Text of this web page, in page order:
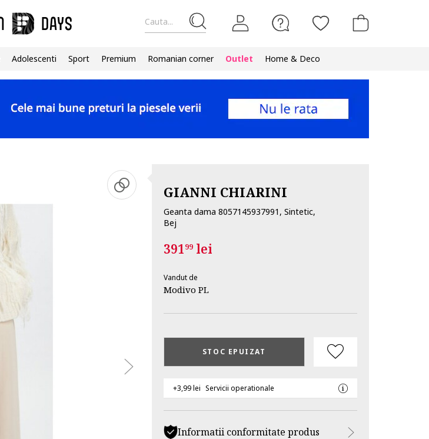
Cauta...
Adolescenti Sport Premium Romanian corner Outlet Home & Deco
GIANNI CHIARINI
Geanta dama 8057145937991, Sintetic,
Bej
39199lei
Vandut de
Modivo PL
STOC EPUIZAT
+3,99 lei Servicii operationale
Informatii conformitate produs